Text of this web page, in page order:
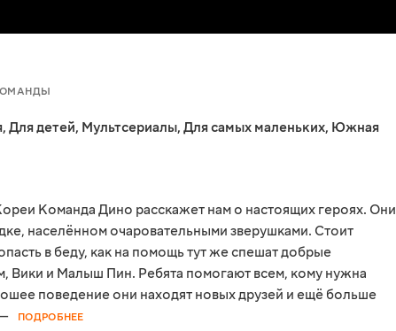
, Для детей, Мультсериалы, Для самых маленьких, Южная
Команда Дино расскажет нам о настоящих героях. Они
населённом очаровательными зверушками. Стоит
в беду, как на помощь тут же спешат добрые
Вики и Малыш Пин. Ребята помогают всем, кому нужна
поведение они находят новых друзей и ещё больше
ПОДРОБНЕЕ